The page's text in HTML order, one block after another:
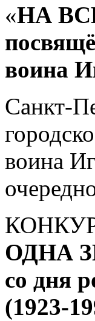
«НА
воина
Санкт-
воина
ОДНА
со дня
(1923-